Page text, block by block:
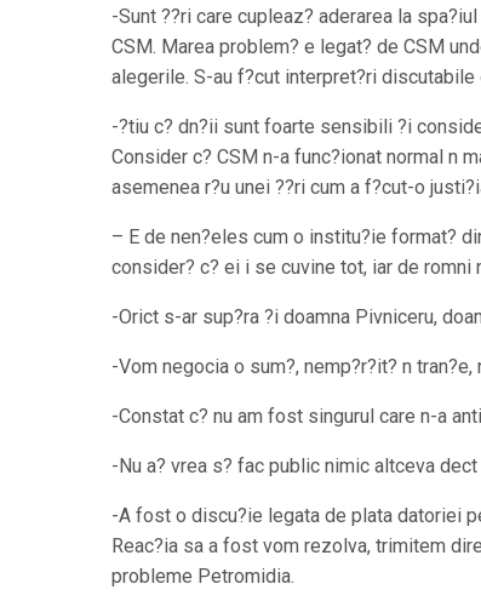
-Sunt ??ri care cupleaz? aderarea la
CSM. Marea problem? e legat? de CSM
alegerile. S-au f?cut interpret?ri
-?tiu c? dn?ii sunt foarte sensibili ?i
Consider c? CSM n-a func?ionat normal n
asemenea r?u unei ??ri cum a f?cut-o
– E de nen?eles cum o institu?ie format?
consider? c? ei i se cuvine tot, iar de
-Orict s-ar sup?ra ?i doamna Pivniceru,
-Vom negocia o sum?, nemp?r?it? n
-Constat c? nu am fost singurul care n-a
-Nu a? vrea s? fac public nimic altceva
-A fost o discu?ie legata de plata datoriei
Reac?ia sa a fost vom rezolva, trimitem
probleme Petromidia.